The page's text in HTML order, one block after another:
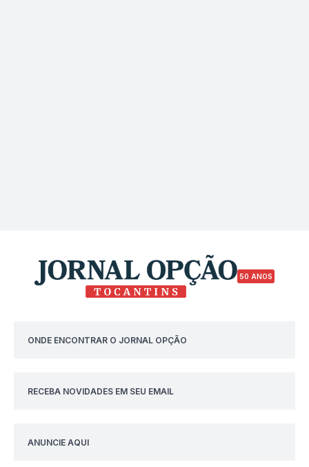
50 ANOS
ONDE ENCONTRAR O JORNAL OPÇÃO
RECEBA NOVIDADES EM SEU EMAIL
ANUNCIE AQUI